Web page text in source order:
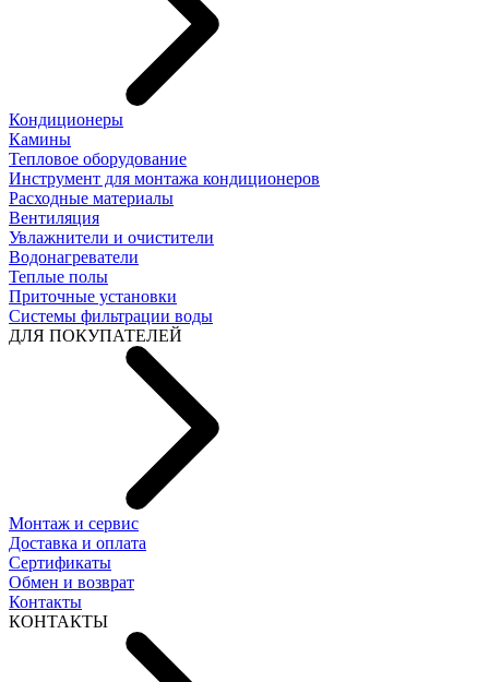
Кондиционеры
Камины
Тепловое оборудование
Инструмент для монтажа кондиционеров
Расходные материалы
Вентиляция
Увлажнители и очистители
Водонагреватели
Теплые полы
Приточные установки
Системы фильтрации воды
ДЛЯ ПОКУПАТЕЛЕЙ
Монтаж и сервис
Доставка и оплата
Сертификаты
Обмен и возврат
Контакты
КОНТАКТЫ